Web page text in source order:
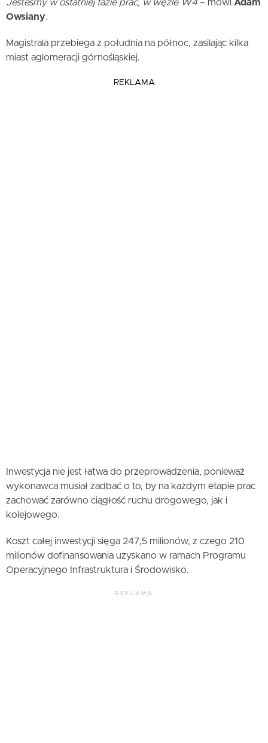
Jesteśmy w ostatniej fazie prac, w węźle W4– mówi Adam
Owsiany.
Magistrala przebiega z południa na północ, zasilając kilka
miast aglomeracji górnośląskiej.
REKLAMA
Inwestycja nie jest łatwa do przeprowadzenia, ponieważ
wykonawca musiał zadbać o to, by na każdym etapie prac
zachować zarówno ciągłość ruchu drogowego, jak i
kolejowego.
Koszt całej inwestycji sięga 247,5 milionów, z czego 210
milionów dofinansowania uzyskano w ramach Programu
Operacyjnego Infrastruktura i Środowisko.
REKLAMA